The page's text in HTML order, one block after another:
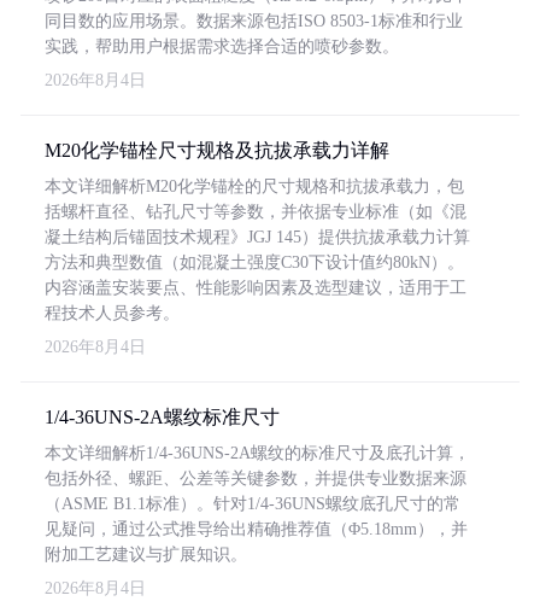
同目数的应用场景。数据来源包括ISO 8503-1标准和行业
实践，帮助用户根据需求选择合适的喷砂参数。
2026年8月4日
M20化学锚栓尺寸规格及抗拔承载力详解
本文详细解析M20化学锚栓的尺寸规格和抗拔承载力，包
括螺杆直径、钻孔尺寸等参数，并依据专业标准（如《混
凝土结构后锚固技术规程》JGJ 145）提供抗拔承载力计算
方法和典型数值（如混凝土强度C30下设计值约80kN）。
内容涵盖安装要点、性能影响因素及选型建议，适用于工
程技术人员参考。
2026年8月4日
1/4-36UNS-2A螺纹标准尺寸
本文详细解析1/4-36UNS-2A螺纹的标准尺寸及底孔计算，
包括外径、螺距、公差等关键参数，并提供专业数据来源
（ASME B1.1标准）。针对1/4-36UNS螺纹底孔尺寸的常
见疑问，通过公式推导给出精确推荐值（Φ5.18mm），并
附加工艺建议与扩展知识。
2026年8月4日